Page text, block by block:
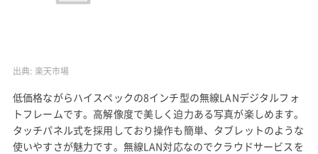
出典: 楽天市場
低価格ながらハイスペックの8インチ型の無線LANデジタルフォ
トフレームです。高解像度で美しく迫力ある写真が楽しめます。
タッチパネル式を採用しており操作も簡単、タブレットのような
使いやすさが魅力です。無線LAN対応なのでクラウドサービスを